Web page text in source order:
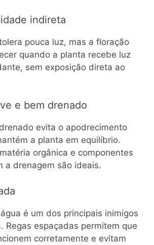
indireta
pouca luz, mas a floração
quando a planta recebe luz
sem exposição direta ao
e bem drenado
evita o apodrecimento
a planta em equilíbrio.
orgânica e componentes
a drenagem são ideais.
é um dos principais inimigos
Regas espaçadas permitem que
corretamente e evitam